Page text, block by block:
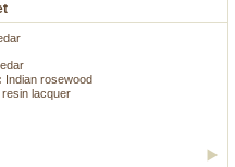
Indian rosewood
resin lacquer